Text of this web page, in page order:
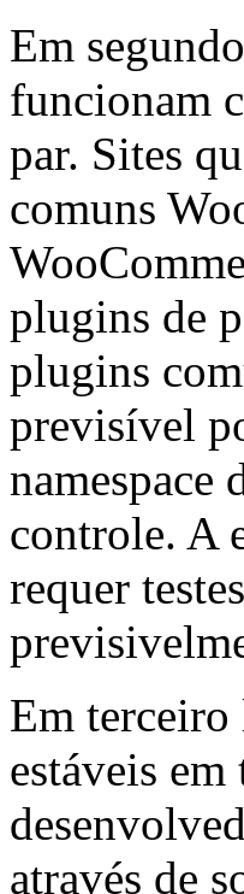
Em
funcionam
par. Sites
comuns
plugins de
plugins
previsível
namespace
controle. A
requer
Em terceiro
estáveis
através de